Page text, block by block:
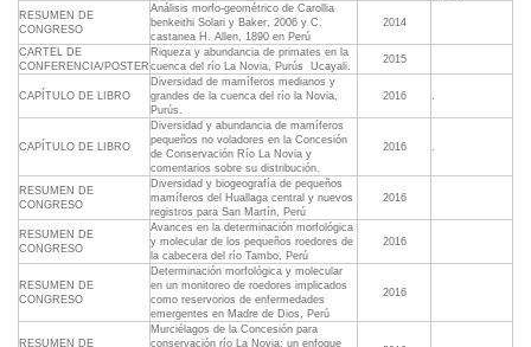
RESUMEN DE
CONGRESO
Análisis morfo-geométrico de Carollia
benkeithi Solari y Baker, 2006 y C.
castanea H. Allen, 1890 en Perú
2014
CARTEL DE
CONFERENCIA/POSTER
Riqueza y abundancia de primates en la
cuenca del río La Novia, Purús  Ucayali.
2015
CAPÍTULO DE LIBRO
Diversidad de mamíferos medianos y
grandes de la cuenca del río la Novia,
Purús.
2016 .
CAPÍTULO DE LIBRO
Diversidad y abundancia de mamíferos
pequeños no voladores en la Concesión
de Conservación Río La Novia y
comentarios sobre su distribución.
2016 .
RESUMEN DE
CONGRESO
Diversidad y biogeografía de pequeños
mamíferos del Huallaga central y nuevos
registros para San Martín, Perú
2016
RESUMEN DE
CONGRESO
Avances en la determinación morfológica
y molecular de los pequeños roedores de
la cabecera del río Tambo, Perú
2016
RESUMEN DE
CONGRESO
Determinación morfológica y molecular
en un monitoreo de roedores implicados
como reservorios de enfermedades
emergentes en Madre de Dios, Perú
2016
RESUMEN DE
Murciélagos de la Concesión para
conservación río La Novia: un enfoque